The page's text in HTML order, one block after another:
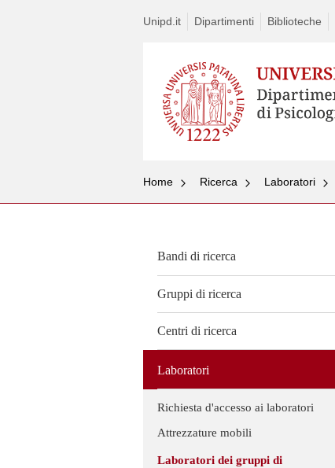
Unipd.it Dipartimenti Biblioteche
Home Ricerca Laboratori
Bandi di ricerca
Gruppi di ricerca
Centri di ricerca
Laboratori
Richiesta d'accesso ai laboratori
Attrezzature mobili
Laboratori dei gruppi di